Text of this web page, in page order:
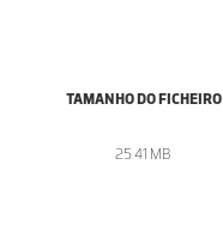
TAMANHO DO FICHEIRO
25.41 MB